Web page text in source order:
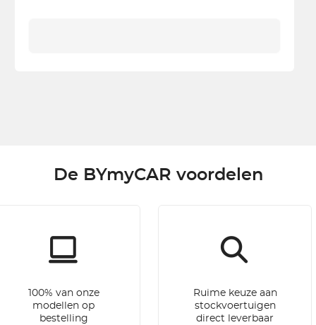
De BYmyCAR voordelen
100% van onze
modellen op
bestelling
Ruime keuze aan
stockvoertuigen
direct leverbaar